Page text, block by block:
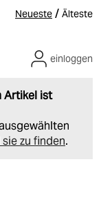
Neueste / Älteste
Artikel ist
zu finden.
einloggen